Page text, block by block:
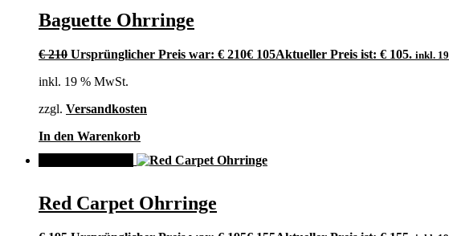
Baguette Ohrringe
€210 Ursprünglicher Preis war: € 210€ 105Aktueller Preis ist: € 105. inkl.
inkl. 19 % MwSt.
zzgl. Versandkosten
In den Warenkorb
Red Carpet Ohrringe